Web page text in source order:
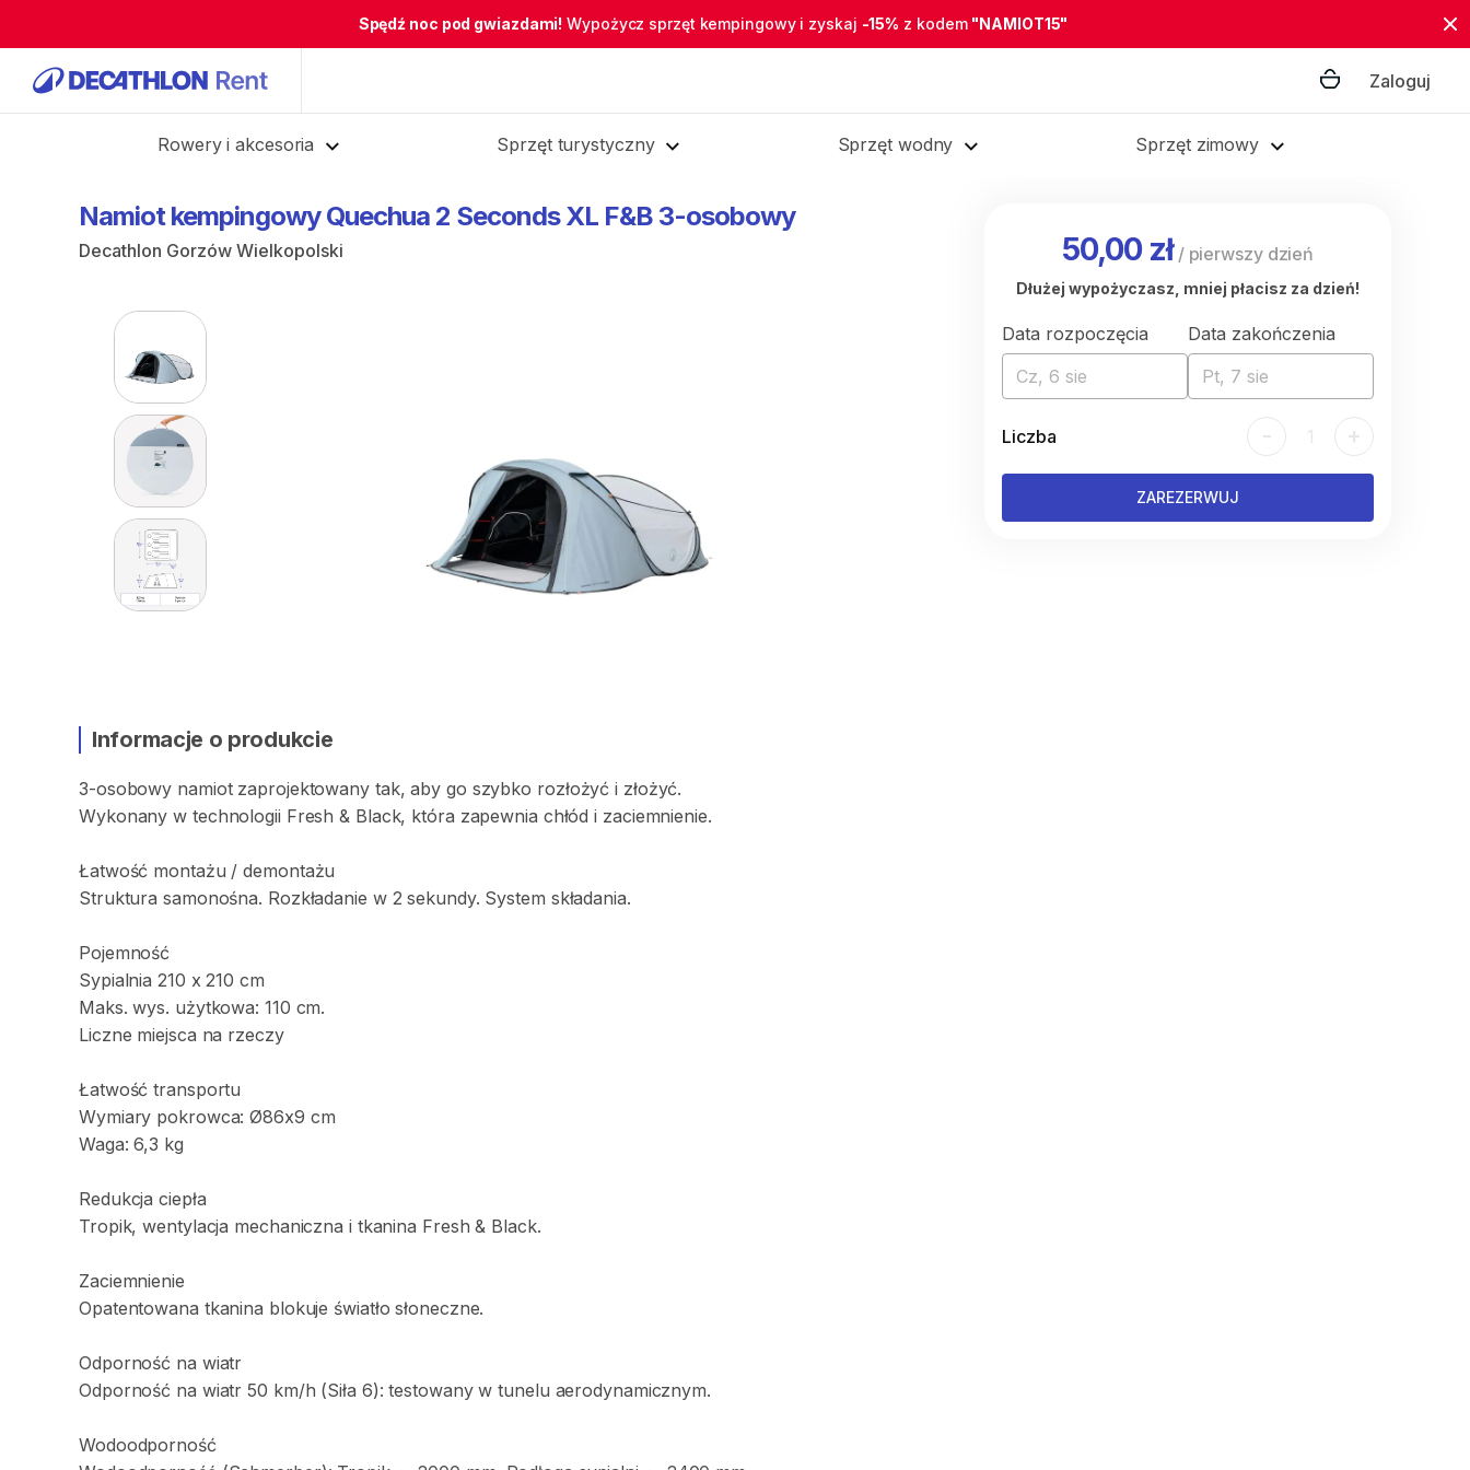
Spędź noc pod gwiazdami! Wypożycz sprzęt kempingowy i zyskaj -15% z kodem "NAMIOT15"
Zaloguj
Rowery i akcesoria Sprzęt turystyczny Sprzęt wodny Sprzęt zimowy
Namiot kempingowy Quechua 2 Seconds XL F&B 3-osobowy
Decathlon Gorzów Wielkopolski
Informacje o produkcie
3-osobowy namiot zaprojektowany tak​,​ aby go szybko rozłożyć i złożyć.
Wykonany w technologii Fresh & Black​,​ która zapewnia chłód i zaciemnienie.
Łatwość montażu ​/​ demontażu
Struktura samonośna. Rozkładanie w 2 sekundy. System składania.
Pojemność
Sypialnia 210 x 210 cm
Maks. wys. użytkowa: 110 cm.
Liczne miejsca na rzeczy
Łatwość transportu
Wymiary pokrowca: Ø86x9 cm
Waga: 6​,​3 kg
Redukcja ciepła
Tropik​,​ wentylacja mechaniczna i tkanina Fresh & Black.
Zaciemnienie
Opatentowana tkanina blokuje światło słoneczne.
Odporność na wiatr
Odporność na wiatr 50 km​/​h (Siła 6): testowany w tunelu aerodynamicznym.
Wodoodporność
50,00 zł/ pierwszy dzień
Dłużej wypożyczasz, mniej płacisz za dzień!
Data rozpoczęcia
Cz, 6 sie
Data zakończenia
Pt, 7 sie
Liczba - 1 +
ZAREZERWUJ